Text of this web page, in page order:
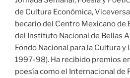
de Cultura Económica,
becario del Centro Mexicano de
del Instituto Nacional de Bellas
Fondo Nacional para la Cultura
1997-98). Ha recibido premios
poesía como el Internacional de